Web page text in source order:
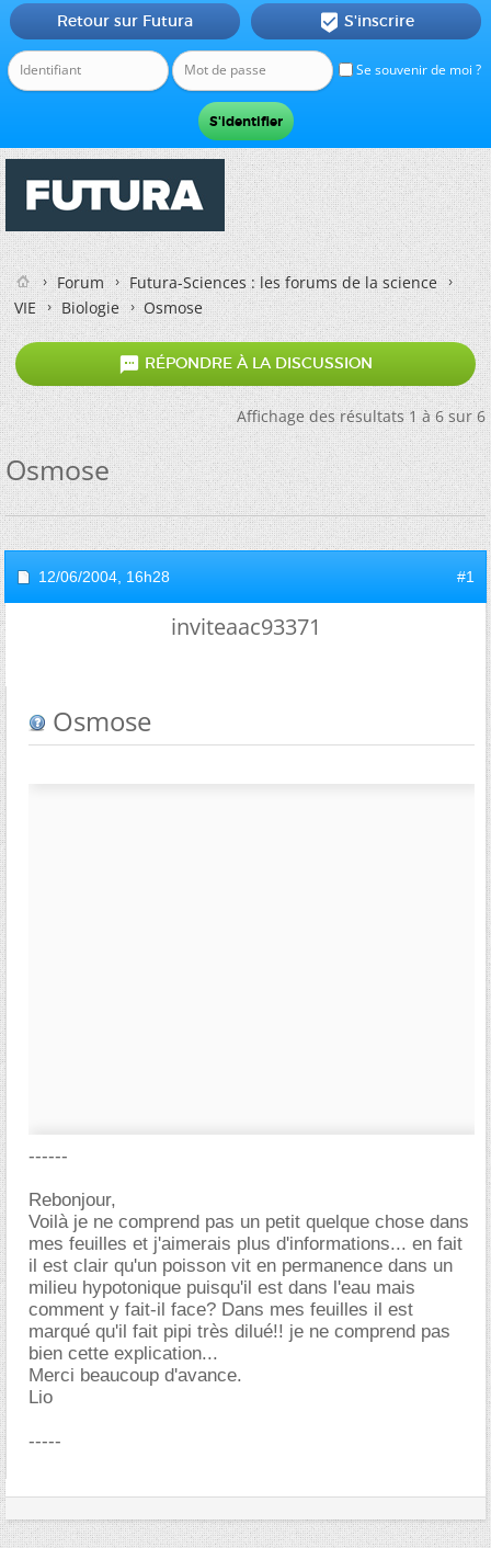
Se souvenir de moi ?
Retour sur Futura  S'inscrire
Forum
Futura-Sciences : les forums de la science
VIE
Biologie Osmose
 RÉPONDRE À LA DISCUSSION
Affichage des résultats 1 à 6 sur 6
Osmose
12/06/2004, 16h28 #1
inviteaac93371
Osmose
------
Rebonjour,
Voilà je ne comprend pas un petit quelque chose dans
mes feuilles et j'aimerais plus d'informations... en fait
il est clair qu'un poisson vit en permanence dans un
milieu hypotonique puisqu'il est dans l'eau mais
comment y fait-il face? Dans mes feuilles il est
marqué qu'il fait pipi très dilué!! je ne comprend pas
bien cette explication...
Merci beaucoup d'avance.
Lio
-----